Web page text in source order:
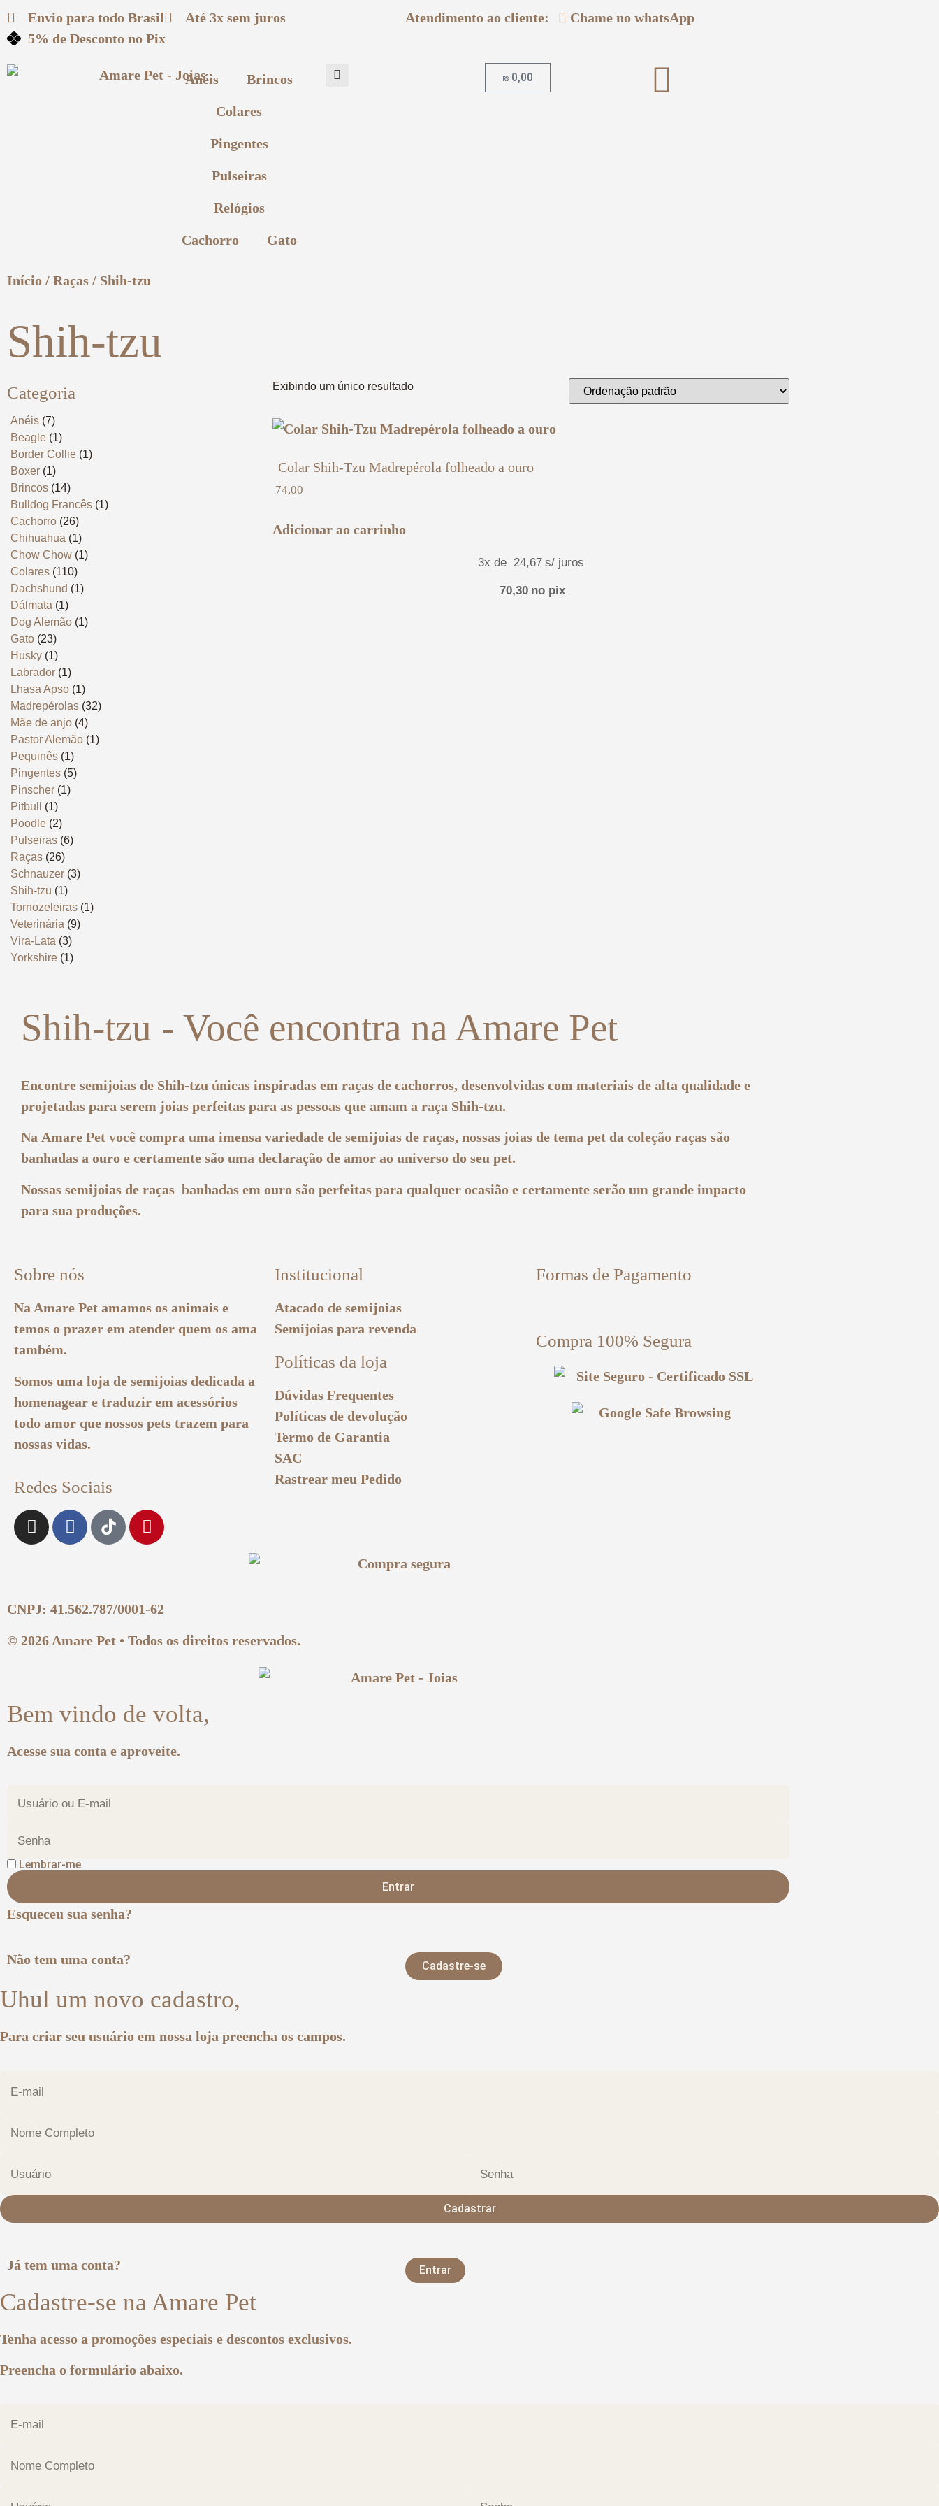
Envio para todo Brasil Até 3x sem juros
5% de Desconto no Pix
Atendimento ao cliente: Chame no whatsApp
Anéis Brincos
Colares
Pingentes
Pulseiras
Relógios
Cachorro Gato
R$ 0,00
Início / Raças / Shih-tzu
Shih-tzu
Categoria
Anéis (7)
Beagle (1)
Border Collie (1)
Boxer (1)
Brincos (14)
Bulldog Francês (1)
Cachorro (26)
Chihuahua (1)
Chow Chow (1)
Colares (110)
Dachshund (1)
Dálmata (1)
Dog Alemão (1)
Gato (23)
Husky (1)
Labrador (1)
Lhasa Apso (1)
Madrepérolas (32)
Mãe de anjo (4)
Pastor Alemão (1)
Pequinês (1)
Pingentes (5)
Pinscher (1)
Pitbull
(1)
Poodle (2)
Pulseiras (6)
Raças (26)
Schnauzer (3)
Shih-tzu (1)
Tornozeleiras (1)
Veterinária (9)
Vira-Lata (3)
Yorkshire (1)
Exibindo um único resultado
Colar Shih-Tzu Madrepérola folheado a ouro
74,00
Adicionar ao carrinho
3x de 24,67 s/ juros
70,30 no pix
Shih-tzu - Você encontra na Amare Pet
Encontre semijoias de Shih-tzu únicas inspiradas em raças de cachorros, desenvolvidas com materiais de alta qualidade e
projetadas para serem joias perfeitas para as pessoas que amam a raça Shih-tzu.
Na Amare Pet você compra uma imensa variedade de semijoias de raças, nossas joias de tema pet da coleção raças são
banhadas a ouro e certamente são uma declaração de amor ao universo do seu pet.
Nossas semijoias de raças banhadas em ouro são perfeitas para qualquer ocasião e certamente serão um grande impacto
para sua produções.
Sobre nós
Na Amare Pet amamos os animais e
temos o prazer em atender quem os ama
também.
Somos uma loja de semijoias dedicada a
homenagear e traduzir em acessórios
todo amor que nossos pets trazem para
nossas vidas.
Redes Sociais
Institucional
Atacado de semijoias
Semijoias para revenda
Políticas da loja
Dúvidas Frequentes
Políticas de devolução
Termo de Garantia
SAC
Rastrear meu Pedido
Formas de Pagamento
Compra 100% Segura
CNPJ: 41.562.787/0001-62
© 2026 Amare Pet • Todos os direitos reservados.
Bem vindo de volta,
Acesse sua conta e aproveite.
Lembrar-me
Entrar
Esqueceu sua senha?
Não tem uma conta? Cadastre-se
Uhul um novo cadastro,
Para criar seu usuário em nossa loja preencha os campos.
Cadastrar
Já tem uma conta? Entrar
Cadastre-se na Amare Pet
Tenha acesso a promoções especiais e descontos exclusivos.
Preencha o formulário abaixo.